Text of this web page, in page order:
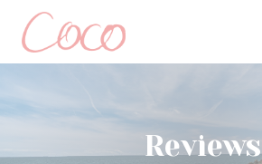
Cookies beheer paneel
Reviews